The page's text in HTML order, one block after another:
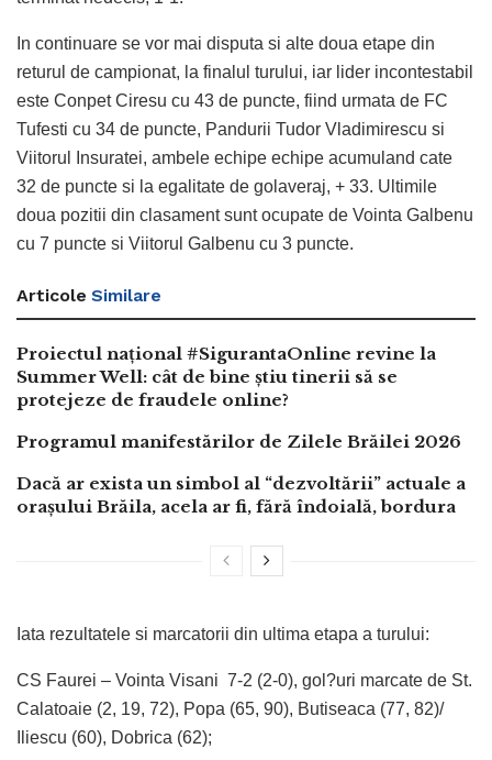
In continuare se vor mai disputa si alte doua etape din
returul de campionat, la finalul turului, iar lider incontestabil
este Conpet Ciresu cu 43 de puncte, fiind urmata de FC
Tufesti cu 34 de puncte, Pandurii Tudor Vladimirescu si
Viitorul Insuratei, ambele echipe echipe acumuland cate
32 de puncte si la egalitate de golaveraj, + 33. Ultimile
doua pozitii din clasament sunt ocupate de Vointa Galbenu
cu 7 puncte si Viitorul Galbenu cu 3 puncte.
Articole Similare
Proiectul național #SigurantaOnline revine la
Summer Well: cât de bine știu tinerii să se
protejeze de fraudele online?
Programul manifestărilor de Zilele Brăilei 2026
Dacă ar exista un simbol al “dezvoltării” actuale a
orașului Brăila, acela ar fi, fără îndoială, bordura
Iata rezultatele si marcatorii din ultima etapa a turului:
CS Faurei – Vointa Visani 7-2 (2-0), gol?uri marcate de St.
Calatoaie (2, 19, 72), Popa (65, 90), Butiseaca (77, 82)/
Iliescu (60), Dobrica (62);